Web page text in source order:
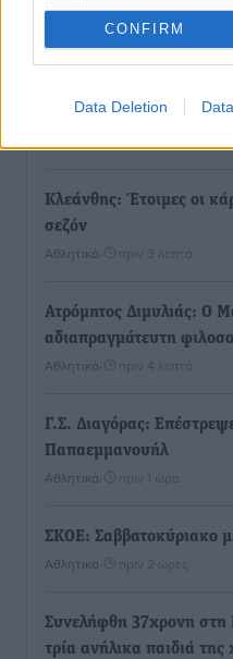
CONFIRM
Data Deletion
Ροή
Φοίβος: Η μεγάλη
Κλεάνθης: Έτοιμες οι
σεζόν
Αθλητικά πριν 3 λεπτά
Ατρόμητος Διμυλιάς: Ο
αδιαπραγμάτευτη
Αθλητικά πριν 4 λεπτά
Γ.Σ. Διαγόρας:
Παπαεμμανουήλ
Αθλητικά πριν 1 ώρα
ΣΚΟΕ: Σαββατοκύριακο
Αθλητικά πριν 2 ώρες
Συνελήφθη 37χρονη στη
τρία ανήλικα παιδιά της